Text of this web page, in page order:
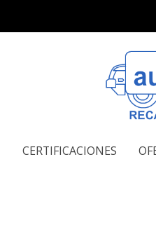
CERTIFICACIONES